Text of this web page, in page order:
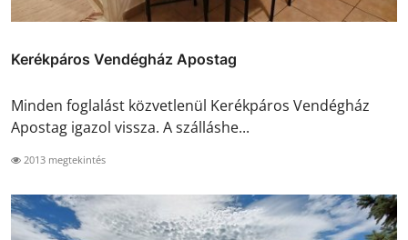
Kerékpáros Vendégház Apostag
Minden foglalást közvetlenül Kerékpáros Vendégház
Apostag igazol vissza. A szálláshe...
2013 megtekintés